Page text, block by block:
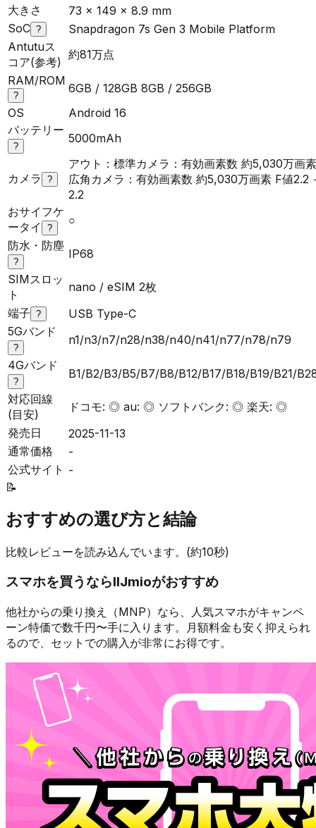
大きさ
73 x 149 x 8.9 mm
SoC ?
Snapdragon 7s Gen 3 Mobile Platform
Antutuス
コア(参考)
約81万点
RAM/ROM
?
6GB / 128GB 8GB / 256GB
OS
Android 16
バッテリー
?
5000mAh
カメラ ?
アウト：標準カメラ：有効画素数 約5,030万画
広角カメラ：有効画素数 約5,030万画素 F値2.2
2.2
おサイフケ
ータイ
?
○
防水・防塵
?
IP68
SIMスロッ
ト
nano / eSIM 2枚
端子 ?
USB Type-C
5Gバンド
?
n1/n3/n7/n28/n38/n40/n41/n77/n78/n79
4Gバンド
?
B1/B2/B3/B5/B7/B8/B12/B17/B18/B19/B21/
対応回線
(目安)
ドコモ: ◎ au: ◎ ソフトバンク: ◎ 楽天: ◎
発売日
2025-11-13
通常価格
-
公式サイト -
📝
おすすめの選び方と結論
比較レビューを読み込んでいます。(約10秒)
スマホを買うならIIJmioがおすすめ
他社からの乗り換え（MNP）なら、人気スマホがキャンペ
ーン特価で数千円〜手に入ります。月額料金も安く抑えられ
るので、セットでの購入が非常にお得です。